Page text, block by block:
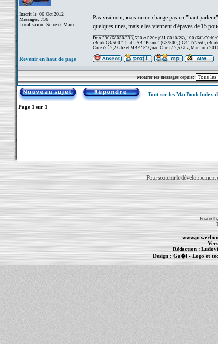
Inscrit le: 06 Oct 2012
Messages: 736
Localisation: Seine et Marne
Pas vraiment, mais on ne change pas un "haut
quelques unes, mais elles viennent d'épaves de 15
Duo 230 (68030/33,), 520 et 520c (68LC040/25), 190 (68LC040/
iBook G3/500 "Dual USB, "Pismo" (G3/500, ), G4"Ti"/550,
Core i7 à 2,2 Ghz et MBP 15" Quad Core i7 2,5 Ghz, Mac mini
Revenir en haut de page
Montrer les messages depuis:
Tout sur les MacBook Index
Page 1 sur 1
Pour soutenir le développement
Powered
Rédaction :
Design : Ga�l- Logo et
Informations : PowerBook